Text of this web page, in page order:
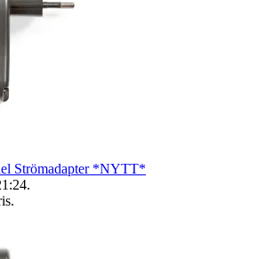
Strömadapter *NYTT*
.
.